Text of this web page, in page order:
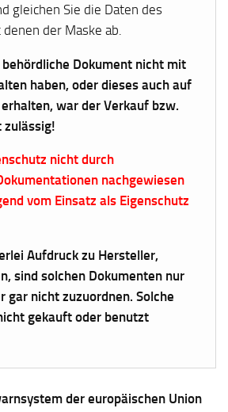
gleichen Sie die Daten des
der Maske ab.
Dokument nicht mit
haben, oder dieses auch auf
war der Verkauf bzw.
zulässig!
nicht durch
nachgewiesen
vom Einsatz als Eigenschutz
Aufdruck zu Hersteller,
sind solchen Dokumenten nur
gar nicht zuzuordnen. Solche
gekauft oder benutzt
der europäischen Union